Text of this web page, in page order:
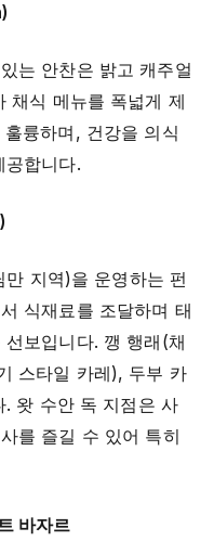
는 안찬은 밝고 캐주얼
채식 메뉴를 폭넓게 제
륭하며, 건강을 의식
합니다.
지역)을 운영하는 펀
식재료를 조달하며 태
보입니다. 깽 행래(채
스타일 카레), 두부 카
왓 수안 독 지점은 사
를 즐길 수 있어 특히
바자르